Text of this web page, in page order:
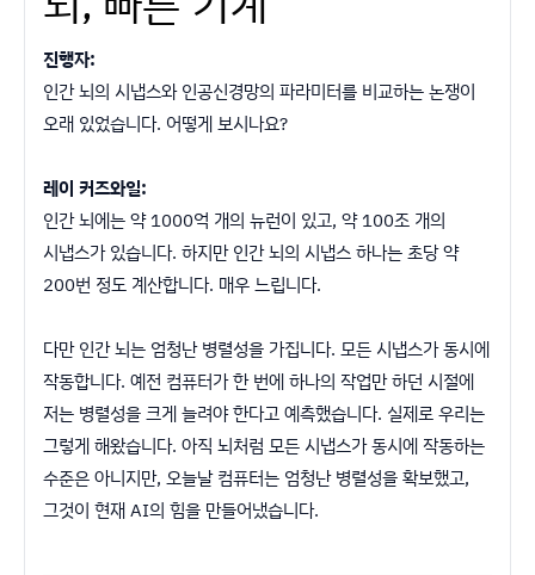
진행자:
인간 뇌의 시냅스와 인공신경망의 파라미터를 비교하는 논쟁이
오래 있었습니다. 어떻게 보시나요?
레이 커즈와일:
인간 뇌에는 약 1000억 개의 뉴런이 있고, 약 100조 개의
시냅스가 있습니다. 하지만 인간 뇌의 시냅스 하나는 초당 약
200번 정도 계산합니다. 매우 느립니다.
다만 인간 뇌는 엄청난 병렬성을 가집니다. 모든 시냅스가 동시에
작동합니다. 예전 컴퓨터가 한 번에 하나의 작업만 하던 시절에
저는 병렬성을 크게 늘려야 한다고 예측했습니다. 실제로 우리는
그렇게 해왔습니다. 아직 뇌처럼 모든 시냅스가 동시에 작동하는
수준은 아니지만, 오늘날 컴퓨터는 엄청난 병렬성을 확보했고,
그것이 현재 AI의 힘을 만들어냈습니다.